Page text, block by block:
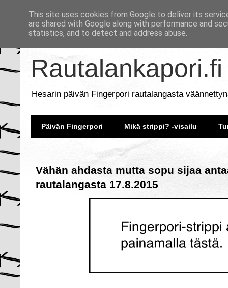
Rautalankapori.fi
Hesarin päivän Fingerpori rautalangasta
Päivän Fingerpori Mikä strippi? -visailu
Vähän ahdasta mutta sopu sijaa
rautalangasta 17.8.2015
This site uses cookies from Google to deliver its
are shared with Google along with performance and
statistics, and to detect and address abuse.